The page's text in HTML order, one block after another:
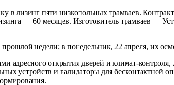
в лизинг пяти низкопольных трамваев.
— 60 месяцев. Изготовитель трамваев —
недели; в понедельник, 22 апреля, их
адресного открытия дверей и климат-
устройств и валидаторы для